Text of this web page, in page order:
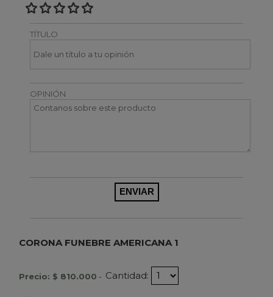
TÍTULO
OPINIÓN
CORONA FUNEBRE AMERICANA 1
Precio: $ 810.000 - Cantidad: